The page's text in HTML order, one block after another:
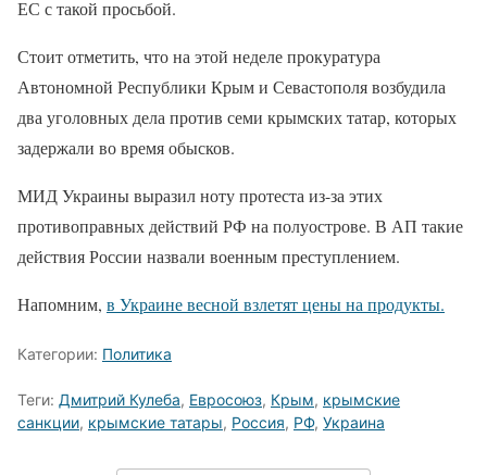
ЕС с такой просьбой.
Стоит отметить, что на этой неделе прокуратура
Автономной Республики Крым и Севастополя возбудила
два уголовных дела против семи крымских татар, которых
задержали во время обысков.
МИД Украины выразил ноту протеста из-за этих
противоправных действий РФ на полуострове. В АП такие
действия России назвали военным преступлением.
Напомним, в Украине весной взлетят цены на продукты.
Категории: Политика
Теги: Дмитрий Кулеба, Евросоюз, Крым, крымские
санкции, крымские татары, Россия, РФ, Украина